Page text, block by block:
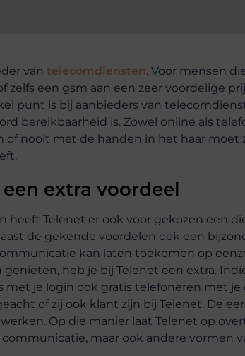
van telecomdiensten. Voor mensen
een gsm aan een zeer voordelige
punt is bij aanbieders van
bereikbaarheid is. Zowel online als
of nooit met de handen in het haar
extra voordeel
heeft Telenet er ook voor gekozen een
de gekende voordelen ook een
kan laten toekomen op
heb je bij Telenet een extra.
met je login ook gratis telefoneren met
of zij ook klant zijn bij Telenet. De
Op die manier laat Telenet op
maar ook andere vormen